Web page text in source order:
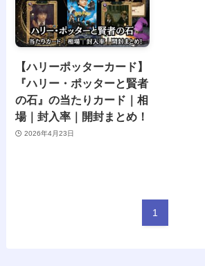
【ハリーポッターカード】
『ハリー・ポッターと賢者
の石』の当たりカード｜相
場｜封入率｜開封まとめ！
2026年4月23日
1